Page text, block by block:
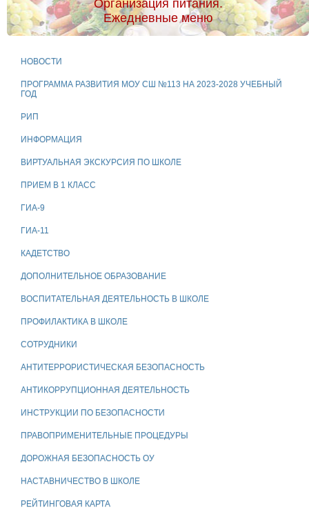
Организация питания.
Ежедневные меню
НОВОСТИ
ПРОГРАММА РАЗВИТИЯ МОУ СШ №113 НА 2023-2028 УЧЕБНЫЙ
ГОД
РИП
ИНФОРМАЦИЯ
ВИРТУАЛЬНАЯ ЭКСКУРСИЯ ПО ШКОЛЕ
ПРИЕМ В 1 КЛАСС
ГИА-9
ГИА-11
КАДЕТСТВО
ДОПОЛНИТЕЛЬНОЕ ОБРАЗОВАНИЕ
ВОСПИТАТЕЛЬНАЯ ДЕЯТЕЛЬНОСТЬ В ШКОЛЕ
ПРОФИЛАКТИКА В ШКОЛЕ
СОТРУДНИКИ
АНТИТЕРРОРИСТИЧЕСКАЯ БЕЗОПАСНОСТЬ
АНТИКОРРУПЦИОННАЯ ДЕЯТЕЛЬНОСТЬ
ИНСТРУКЦИИ ПО БЕЗОПАСНОСТИ
ПРАВОПРИМЕНИТЕЛЬНЫЕ ПРОЦЕДУРЫ
ДОРОЖНАЯ БЕЗОПАСНОСТЬ ОУ
НАСТАВНИЧЕСТВО В ШКОЛЕ
РЕЙТИНГОВАЯ КАРТА